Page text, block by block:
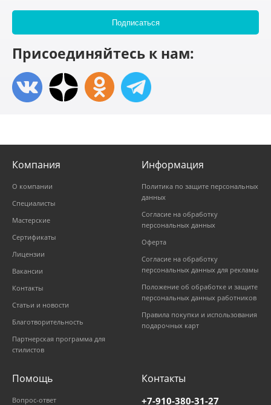
Присоединяйтесь к нам:
Компания
О компании
Специалисты
Мастерские
Сертификаты
Лицензии
Вакансии
Контакты
Статьи и новости
Благотворительность
Партнерская программа для
стилистов
Информация
Политика по защите персональных
данных
Согласие на обработку
персональных данных
Оферта
Согласие на обработку
персональных данных для рекламы
Положение об обработке и защите
персональных данных работников
Правила покупки и использования
подарочных карт
Помощь
Вопрос-ответ
Контакты
+7-910-380-31-27